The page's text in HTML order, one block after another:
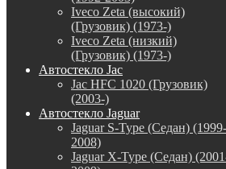
Iveco Zeta (высокий)
(Грузовик) (1973-)
Iveco Zeta (низкий)
(Грузовик) (1973-)
Автостекло Jac
Jac HFC 1020 (Грузовик)
(2003-)
Автостекло Jaguar
Jaguar S-Type (Седан) (1999-
2008)
Jaguar X-Type (Седан)